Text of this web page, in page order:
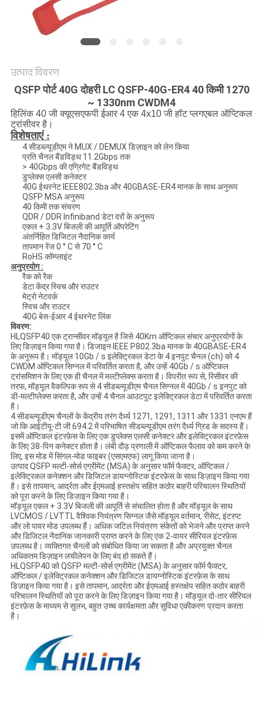
गोपनीयता
उत्पाद विवरण
QSFP पोर्ट 40G दोहरी LC QSFP-40G-ER4 40 किमी 1270
~ 1330nm CWDM4
हिलिंक 40 जी क्यूएसएफपी ईआर 4 एक 4x10 जी हॉट प्लगएबल ऑप्टिकल
ट्रांसीवर है।
विशेषताएं :
4 सीडब्ल्यूडीएम ने MUX / DEMUX डिज़ाइन को लेन किया
प्रति चैनल बैंडविड्थ 11.2Gbps तक
> 40Gbps की एग्रिगेट बैंडविड्थ
डुप्लेक्स एलसी कनेक्टर
40G ईथरनेट IEEE802.3ba और 40GBASE-ER4 मानक के साथ अनुरूप
QSFP MSA अनुरूप
40 किमी तक संचरण
QDR / DDR Infiniband डेटा दरों के अनुरूप
एकल + 3.3V बिजली की आपूर्ति ऑपरेटिंग
अंतर्निहित डिजिटल नैदानिक ​​कार्य
तापमान रेंज 0 ° C से 70 ° C
RoHS कॉम्प्लाइंट
अनुप्रयोग :
रैक को रैक
डेटा केंद्र स्विच और राउटर
मेट्रो नेटवर्क
स्विच और राउटर
40G बेस-ईआर 4 ईथरनेट लिंक
विवरण:
HLQSFP40 एक ट्रान्सीवर मॉड्यूल है जिसे 40Km ऑप्टिकल संचार अनुप्रयोगों के
लिए डिज़ाइन किया गया है। डिजाइन IEEE P802.3ba मानक के 40GBASE-ER4
के अनुरूप है। मॉड्यूल 10Gb / s इलेक्ट्रिकल डेटा के 4 इनपुट चैनल (ch) को 4
CWDM ऑप्टिकल सिग्नल में परिवर्तित करता है, और उन्हें 40Gb / s ऑप्टिकल
ट्रांसमिशन के लिए एक ही चैनल में मल्टीप्लेक्स करता है। विपरीत रूप से, रिसीवर की
तरफ, मॉड्यूल वैकल्पिक रूप से 4 सीडब्ल्यूडीएम चैनल सिग्नल में 40Gb / s इनपुट को
डी-मल्टीप्लेक्स करता है, और उन्हें 4 चैनल आउटपुट इलेक्ट्रिकल डेटा में परिवर्तित करता
है।
4 सीडब्ल्यूडीएम चैनलों के केंद्रीय तरंग दैर्ध्य 1271, 1291, 1311 और 1331 एनएम हैं
जो कि आईटीयू-टी जी 694.2 में परिभाषित सीडब्ल्यूडीएम तरंग दैर्ध्य ग्रिड के सदस्य हैं।
इसमें ऑप्टिकल इंटरफ़ेस के लिए एक डुप्लेक्स एलसी कनेक्टर और इलेक्ट्रिकल इंटरफ़ेस
के लिए 38-पिन कनेक्टर होता है। लंबी दौड़ प्रणाली में ऑप्टिकल फैलाव को कम करने के
लिए, इस मोड में सिंगल-मोड फाइबर (एसएमएफ) लागू किया जाना है।
उत्पाद QSFP मल्टी-सोर्स एग्रीमेंट (MSA) के अनुसार फॉर्म फैक्टर, ऑप्टिकल /
इलेक्ट्रिकल कनेक्शन और डिजिटल डायग्नोस्टिक इंटरफ़ेस के साथ डिज़ाइन किया गया
है। इसे तापमान, आर्द्रता और ईएमआई हस्तक्षेप सहित कठोर बाहरी परिचालन स्थितियों
को पूरा करने के लिए डिज़ाइन किया गया है।
मॉड्यूल एकल + 3.3V बिजली की आपूर्ति से संचालित होता है और मॉड्यूल के साथ
LVCMOS / LVTTL वैश्विक नियंत्रण सिग्नल जैसे मॉड्यूल वर्तमान, रीसेट, इंटरप्ट
और लो पावर मोड उपलब्ध हैं। अधिक जटिल नियंत्रण संकेतों को भेजने और प्राप्त करने
और डिजिटल नैदानिक ​​जानकारी प्राप्त करने के लिए एक 2-वायर सीरियल इंटरफ़ेस
उपलब्ध है। व्यक्तिगत चैनलों को संबोधित किया जा सकता है और अप्रयुक्त चैनल
अधिकतम डिज़ाइन लचीलेपन के लिए बंद हो सकते हैं।
HLQSFP40 को QSFP मल्टी-सोर्स एग्रीमेंट (MSA) के अनुसार फॉर्म फैक्टर,
ऑप्टिकल / इलेक्ट्रिकल कनेक्शन और डिजिटल डायग्नोस्टिक इंटरफ़ेस के साथ
डिज़ाइन किया गया है। इसे तापमान, आर्द्रता और ईएमआई हस्तक्षेप सहित कठोर बाहरी
परिचालन स्थितियों को पूरा करने के लिए डिज़ाइन किया गया है। मॉड्यूल दो-तार सीरियल
इंटरफ़ेस के माध्यम से सुलभ, बहुत उच्च कार्यक्षमता और सुविधा एकीकरण प्रदान करता
है।